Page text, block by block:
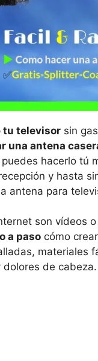
tu televisor sin
una antena
hacerlo tú
y hasta
antena para
son vídeos
a paso cómo
materiales
de cabeza.